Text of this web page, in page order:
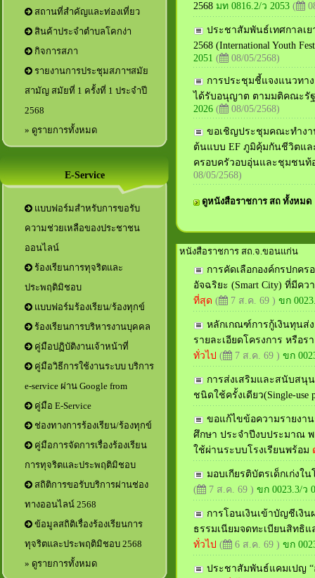
สถานที่สำคัญและท่องเที่ยว
สินค้าประจำตำบลโคกง่า
กิจการสภา
รายงานการประชุมสภาฯสมัย
สามัญ สมัยที่ 1 ครั้งที่ 1 ประจำปี
2568
» ดูรายการทั้งหมด
E-Service
แบบฟอร์มสำหรับการขอรับ
ความช่วยเหลือของประชาชน
ออนไลน์
ร้องเรียนการทุจริตและ
ประพฤติมิชอบ
แบบฟอร์มร้องเรียน/ร้องทุกข์
ร้องเรียนการบริหารงานบุคคล
คู่มือปฏิบัติงานเจ้าหน้าที่
คู่มือวิธีการใช้งานระบบ บริการ
e-service ผ่าน Google from
คู่มือ E-Service
ช่องทางการร้องเรียน/ร้องทุกข์
คู่มือการจัดการเรื่องร้องเรียน
การทุจริตและประพฤติมิชอบ
สถิติการขอรับบริการผ่านช่อง
ทางออนไลน์ 2568
ข้อมูลสถิติเรื่องร้องเรียนการ
ทุจริตและประพฤติมิชอบ 2568
» ดูรายการทั้งหมด
2568 มท 0816.2/ว 2053 (
ประชาสัมพันธ์เทศกาลเ
2568 (International Youth
2051 ( 08/05/2568)
การประชุมชี้แจงแนวทา
ได้รับอนุญาต ตามมติคณะรัฐ
2026 ( 08/05/2568)
ขอเชิญประชุมคณะทำงา
ต้นแบบ EF ภูมิคุ้มกันชีวิตแล
ครอบครัวอบอุ่นและชุมชนท้
08/05/2568)
ดูหนังสือราชการ สถ ทั้งหมด
หนังสือราชการ สถ.จ.ขอนแก่น
การคัดเลือกองค์กรปกค
อัจฉริยะ (Smart City) ที่มีค
ที่สุด ( 7 ส.ค. 69 ) ขก
หลักเกณฑ์การกู้เงินทุนส่
รายละเอียดโครงการ หรือ
ทั่วไป ( 7 ส.ค. 69 ) ขก
การส่งเสริมและสนับสนุ
ชนิดใช้ครั้งเดียว(Single-use
ขอแก้ไขข้อความรายงา
ศึกษา ประจำปีงบประมาณ
ใช้ผ่านระบบโรงเรียนพร้อม
มอบเกียรติบัตรเด็กเก่งใ
(
7 ส.ค. 69 ) ขก 0023.3/ว
การโอนเงินเข้าบัญชีเงิ
ธรรมเนียมจดทะเบียนสิทธิ
ทั่วไป ( 6 ส.ค. 69 ) ขก
ประชาสัมพันธ์แคมเปญ “